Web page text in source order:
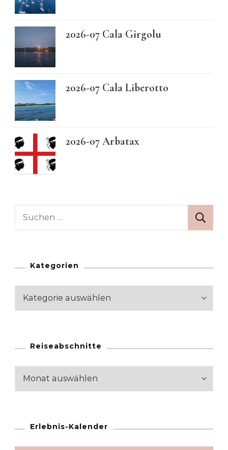
2026-07 Cala Girgolu
2026-07 Cala Liberotto
2026-07 Arbatax
Suchen
Kategorien
Kategorien
Reiseabschnitte
Reiseabschnitte
Erlebnis-Kalender